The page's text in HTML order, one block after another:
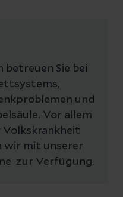
betreuen Sie bei
und
Vor allem
Volkskrankheit
wir mit unserer
zur Verfügung.